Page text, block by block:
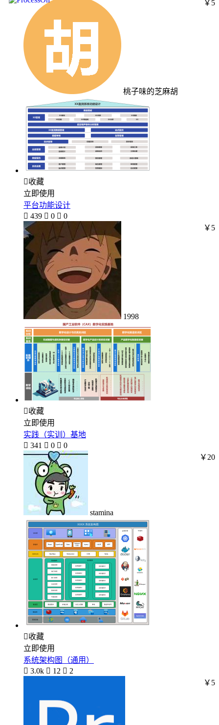
桃子味的芝麻胡
￥5
收藏
立即使用
平台功能设计
 439  0  0
1998
￥5
收藏
立即使用
实践（实训）基地
 341  0  0
stamina
￥20
收藏
立即使用
系统架构图（通用）
 3.0k  12  2
￥5